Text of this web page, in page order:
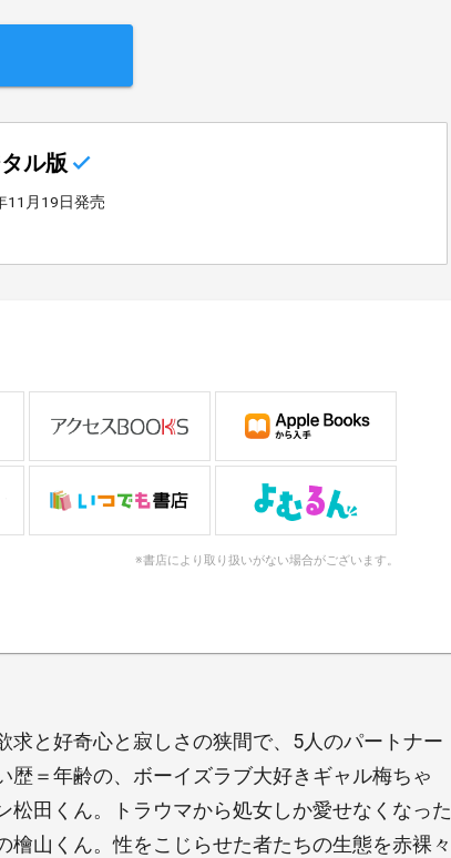
ル版
11月19日発売
※書店により取り扱いがない場合がございます。
と好奇心と寂しさの狭間で、5人のパートナー
歴＝年齢の、ボーイズラブ大好きギャル梅ちゃ
松田くん。トラウマから処女しか愛せなくなった
檜山くん。性をこじらせた者たちの生態を赤裸々